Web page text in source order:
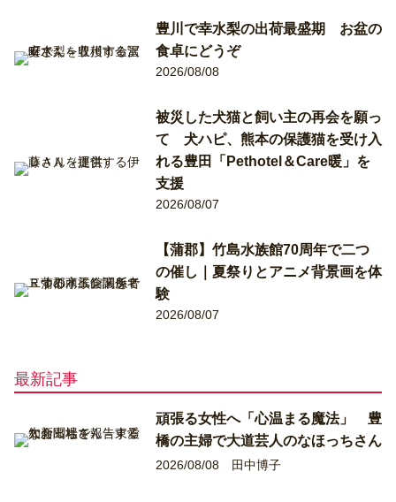
豊川で幸水梨の出荷最盛期 お盆の
食卓にどうぞ
2026/08/08
被災した犬猫と飼い主の再会を願っ
て 犬ハピ、熊本の保護猫を受け入
れる豊田「Pethotel＆Care暖」を
支援
2026/08/07
【蒲郡】竹島水族館70周年で二つ
の催し｜夏祭りとアニメ背景画を体
験
2026/08/07
最新記事
頑張る女性へ「心温まる魔法」 豊
橋の主婦で大道芸人のなほっちさん
2026/08/08 田中博子